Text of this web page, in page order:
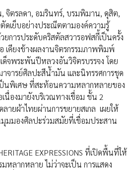
จิตรลดา, อมรินทร์, บรมพิมาน, ดุสิต,
ดเย็บอย่างประณีตตามองค์ความรู้
ยการประดับคริสตัลสวารอฟสกี้เป็นครั้ง
เคียงข้างผลงานจิตรกรรมภาพพิมพ์
จพระพันปีหลวงอันวิจิตรบรรจง โดย
าจารย์ศิลปะสีน้ำมัน และนิทรรศการชุด
นพิเศษ ที่สะท้อนความหลากหลายของ
องมายังบริเวณทางเชื่อม ชั้น 2
ายผ้าไทยผ่านการขยายสเกล เผยให้
มุมมองศิลปะร่วมสมัยที่เชื่อมประสาน
EXPRESSIONS ที่เปิดพื้นที่ให้
หลากหลาย ไม่ว่าจะเป็น การแสดง